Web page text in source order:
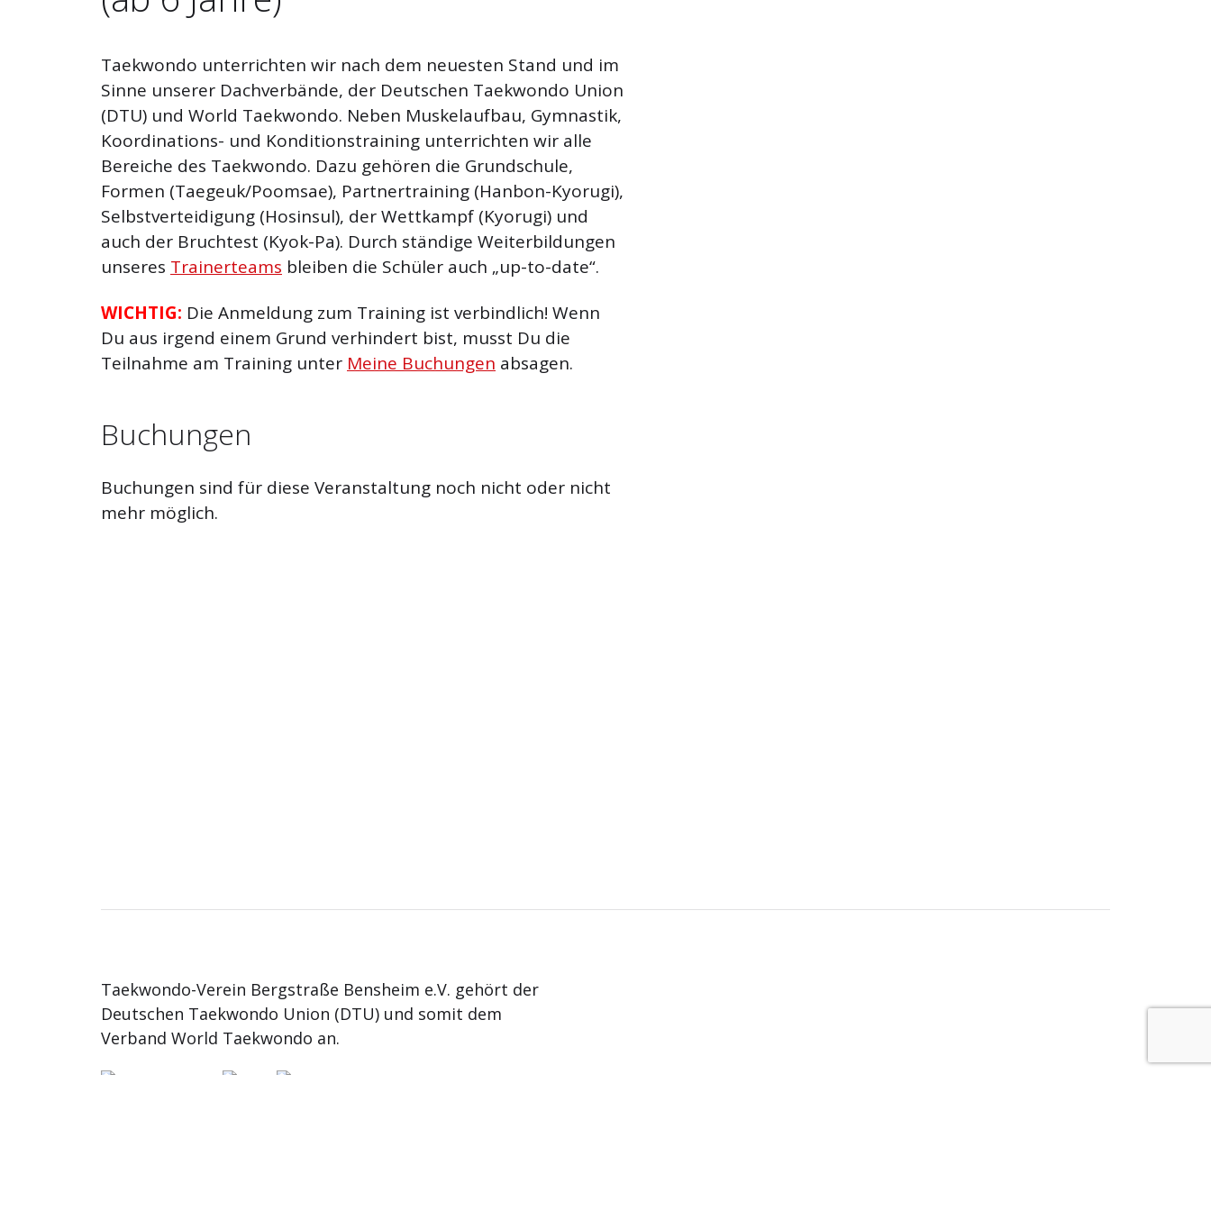
Taekwondo unterrichten wir nach dem neuesten Stand und im
Sinne unserer Dachverbände, der Deutschen Taekwondo Union
(DTU) und World Taekwondo. Neben Muskelaufbau, Gymnastik,
Koordinations- und Konditionstraining unterrichten wir alle
Bereiche des Taekwondo. Dazu gehören die Grundschule,
Formen (Taegeuk/Poomsae), Partnertraining (Hanbon-Kyorugi),
Selbstverteidigung (Hosinsul), der Wettkampf (Kyorugi) und
auch der Bruchtest (Kyok-Pa). Durch ständige Weiterbildungen
unseres Trainerteams bleiben die Schüler auch „up-to-date“.
WICHTIG: Die Anmeldung zum Training ist verbindlich! Wenn
Du aus irgend einem Grund verhindert bist, musst Du die
Teilnahme am Training unter Meine Buchungen absagen.
Buchungen
Buchungen sind für diese Veranstaltung noch nicht oder nicht
mehr möglich.
Taekwondo-Verein Bergstraße Bensheim e.V. gehört der
Deutschen Taekwondo Union (DTU) und somit dem
Verband World Taekwondo an.